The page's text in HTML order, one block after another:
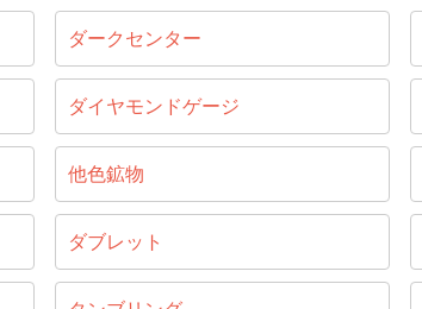
ダークセンター
ダイヤモンドゲージ
他色鉱物
ダブレット